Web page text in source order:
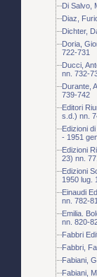
Di Salvo,
Diaz,
Dichter,
Doria,
722-731
Ducci,
nn. 732-
Durante,
739-742
Editori
s.d.) nn.
Edizioni
- 1951
Edizioni
23) nn.
Edizioni
1950 lug.
Einaudi
nn. 782-
Emilia.
nn. 820-
Fabbri
Fabbri,
Fabiani,
Fabiani,